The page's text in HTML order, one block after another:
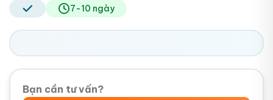
7-10 ngày
Bạn cần tư vấn?